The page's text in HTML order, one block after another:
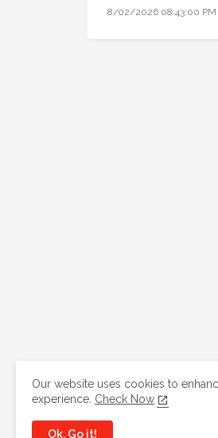
8/02/2026 08:43:00 PM
Our website uses cookies to
experience. Check Now
Ok, Go it!